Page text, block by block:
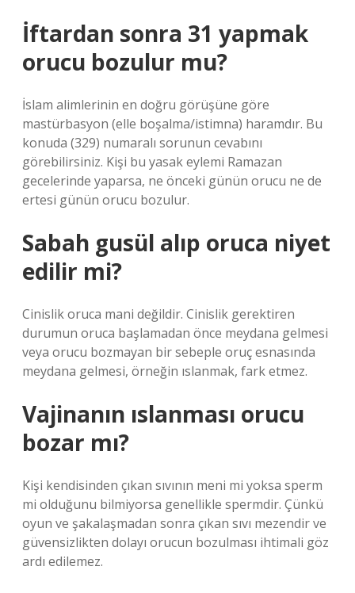
İftardan sonra 31 yapmak
orucu bozulur mu?
İslam alimlerinin en doğru görüşüne göre
mastürbasyon (elle boşalma/istimna) haramdır. Bu
konuda (329) numaralı sorunun cevabını
görebilirsiniz. Kişi bu yasak eylemi Ramazan
gecelerinde yaparsa, ne önceki günün orucu ne de
ertesi günün orucu bozulur.
Sabah gusül alıp oruca niyet
edilir mi?
Cinislik oruca mani değildir. Cinislik gerektiren
durumun oruca başlamadan önce meydana gelmesi
veya orucu bozmayan bir sebeple oruç esnasında
meydana gelmesi, örneğin ıslanmak, fark etmez.
Vajinanın ıslanması orucu
bozar mı?
Kişi kendisinden çıkan sıvının meni mi yoksa sperm
mi olduğunu bilmiyorsa genellikle spermdir. Çünkü
oyun ve şakalaşmadan sonra çıkan sıvı mezendir ve
güvensizlikten dolayı orucun bozulması ihtimali göz
ardı edilemez.